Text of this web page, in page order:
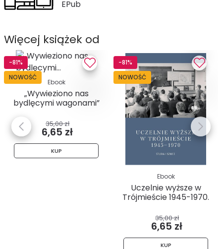
EPub
Więcej książek od
-81%
NOWOŚĆ
Ebook
„Wywieziono nas
bydlęcymi wagonami”
35,00 zł
6,65 zł
KUP
-81%
NOWOŚĆ
Ebook
Uczelnie wyższe w
Trójmieście 1945-1970.
35,00 zł
6,65 zł
KUP